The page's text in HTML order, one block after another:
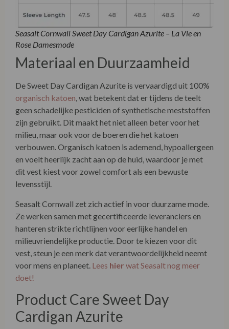
Seasalt Cornwall Sweet Day Cardigan Azurite – La Vie en
Rose Damesmode
Materiaal en Duurzaamheid
De Sweet Day Cardigan Azurite is vervaardigd uit 100%
organisch katoen, wat betekent dat er tijdens de teelt
geen schadelijke pesticiden of synthetische meststoffen
zijn gebruikt. Dit maakt het niet alleen beter voor het
milieu, maar ook voor de boeren die het katoen
verbouwen. Organisch katoen is ademend, hypoallergeen
en voelt heerlijk zacht aan op de huid, waardoor je met
dit vest kiest voor zowel comfort als een bewuste
levensstijl.
Seasalt Cornwall zet zich actief in voor duurzame mode.
Ze werken samen met gecertificeerde leveranciers en
hanteren strikte richtlijnen voor eerlijke handel en
milieuvriendelijke productie. Door te kiezen voor dit
vest, steun je een merk dat verantwoordelijkheid neemt
voor mens en planeet. Lees hier wat Seasalt nog meer
doet!
Product Care Sweet Day
Cardigan Azurite